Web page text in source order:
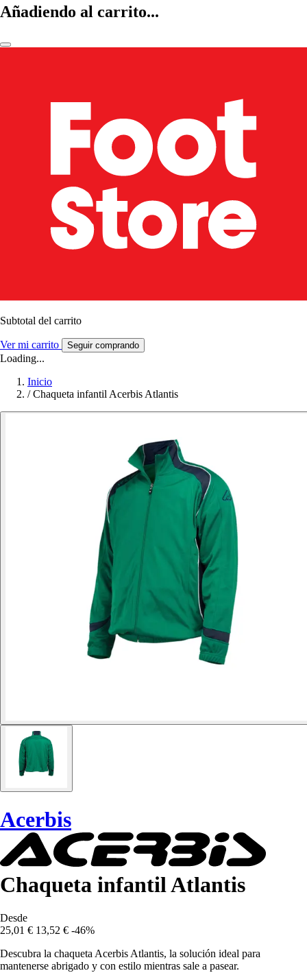
Añadiendo al carrito...
Subtotal del carrito
Ver mi carrito Seguir comprando
Loading...
Inicio
/ Chaqueta infantil Acerbis Atlantis
Acerbis
Chaqueta infantil Atlantis
Desde
25,01 € 13,52 € -46%
Descubra la chaqueta Acerbis Atlantis, la solución ideal para
mantenerse abrigado y con estilo mientras sale a pasear.